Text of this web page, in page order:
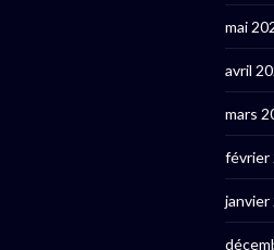
mai
avril
mars
février
janvier